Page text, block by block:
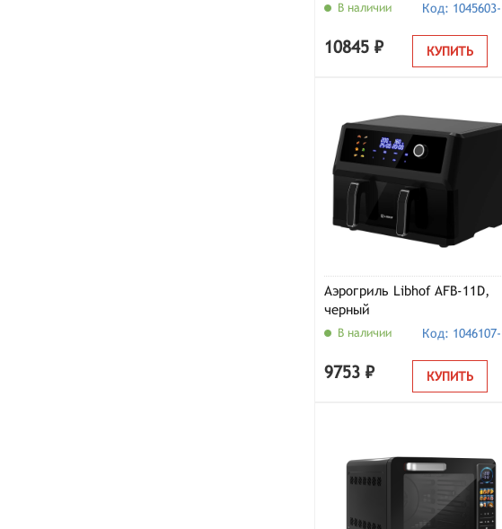
В наличии Код: 1045603-
10845 ₽ КУПИТЬ
Аэрогриль Libhof AFB-11D,
черный
В наличии Код: 1046107-
9753 ₽ КУПИТЬ